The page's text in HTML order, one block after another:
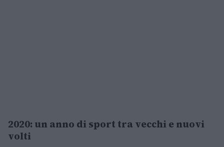
2020: un anno di sport tra vecchi e nuovi
volti